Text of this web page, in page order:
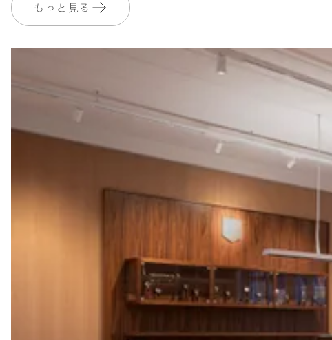
MyOrisにご加入いただくと、保証期間を次の期間まで無料で延長いたします。 3 年
もっと見る